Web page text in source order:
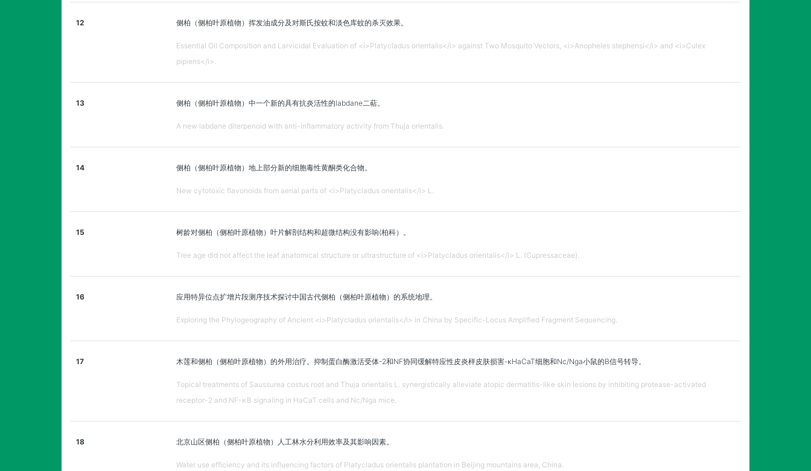
12 侧柏（侧柏叶原植物）挥发油成分及对斯氏按蚊和淡色库蚊的杀灭效果。
Essential Oil Composition and Larvicidal Evaluation of <i>Platycladus orientalis</i> against Two Mosquito Vectors, <i>Anopheles stephensi</i> and <i>Culex
pipiens</i>.
13 侧柏（侧柏叶原植物）中一个新的具有抗炎活性的labdane二萜。
A new labdane diterpenoid with anti-inflammatory activity from Thuja orientalis.
14 侧柏（侧柏叶原植物）地上部分新的细胞毒性黄酮类化合物。
New cytotoxic flavonoids from aerial parts of <i>Platycladus orientalis</i> L.
15 树龄对侧柏（侧柏叶原植物）叶片解剖结构和超微结构没有影响(柏科）。
Tree age did not affect the leaf anatomical structure or ultrastructure of <i>Platycladus orientalis</i> L. (Cupressaceae).
16 应用特异位点扩增片段测序技术探讨中国古代侧柏（侧柏叶原植物）的系统地理。
Exploring the Phylogeography of Ancient <i>Platycladus orientalis</i> in China by Specific-Locus Amplified Fragment Sequencing.
17 木莲和侧柏（侧柏叶原植物）的外用治疗。抑制蛋白酶激活受体-2和NF协同缓解特应性皮炎样皮肤损害-κHaCaT细胞和Nc/Nga小鼠的B信号转导。
Topical treatments of Saussurea costus root and Thuja orientalis L. synergistically alleviate atopic dermatitis-like skin lesions by inhibiting protease-activated
receptor-2 and NF-κB signaling in HaCaT cells and Nc/Nga mice.
18 北京山区侧柏（侧柏叶原植物）人工林水分利用效率及其影响因素。
Water use efficiency and its influencing factors of Platycladus orientalis plantation in Beijing mountains area, China.